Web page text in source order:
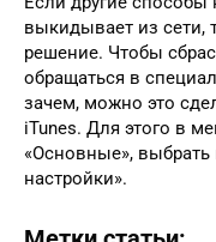
выкидывает из сети,
решение. Чтобы
обращаться в
зачем, можно это
iTunes. Для этого в
«Основные», выбрать
настройки».